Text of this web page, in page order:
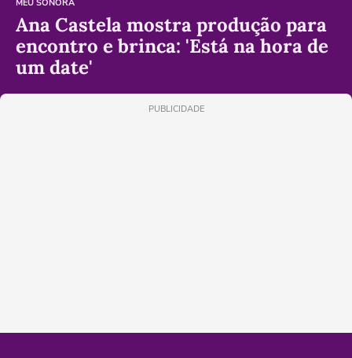
MEU SONORA
Ana Castela mostra produção para
encontro e brinca: 'Está na hora de
um date'
PUBLICIDADE